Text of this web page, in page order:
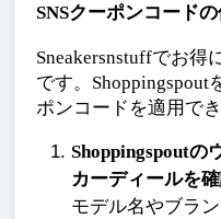
SNSクーポンコード
Sneakersnstuffでお得
です。Shoppingspout
ポンコードを適用でき
Shoppingspoutの
カーディールを
モデル名やブラ